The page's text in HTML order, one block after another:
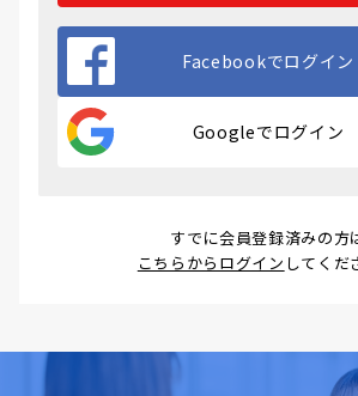
Facebookでログイン
Googleでログイン
すでに会員登録済みの方
こちらからログイン してくだ